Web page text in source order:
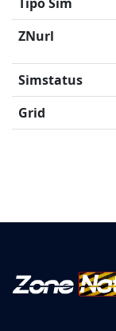
ZNurl
Simstatus
Grid